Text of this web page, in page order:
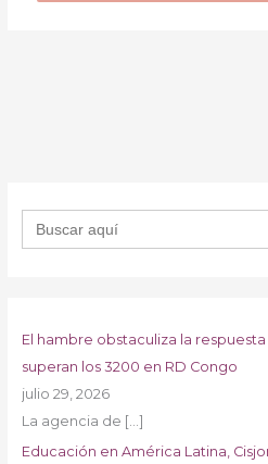
Buscar:
El hambre obstaculiza la
superan los 3200 en RD Congo
julio 29, 2026
La agencia de […]
Educación en América Latina,